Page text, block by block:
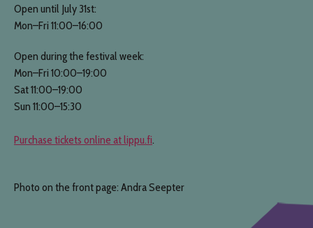
Open until July 31st:
Mon–Fri 11:00–16:00
Open during the festival week:
Mon–Fri 10:00–19:00
Sat 11:00–19:00
Sun 11:00–15:30
Purchase tickets online at lippu.fi.
Photo on the front page: Andra Seepter